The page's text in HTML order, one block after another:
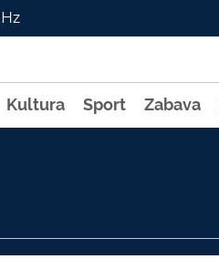
Kultura Sport Zabava